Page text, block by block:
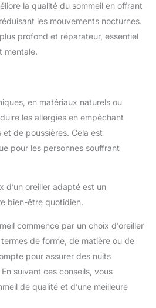
la qualité du sommeil en offrant
les mouvements nocturnes.
profond et réparateur, essentiel
mentale.
en matériaux naturels ou
les allergies en empêchant
et de poussières. Cela est
pour les personnes souffrant
d’un oreiller adapté est un
bien-être quotidien.
commence par un choix d’oreiller
de forme, de matière ou de
pour assurer des nuits
suivant ces conseils, vous
de qualité et d’une meilleure